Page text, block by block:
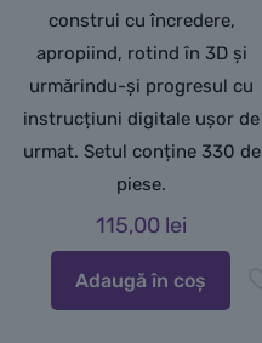
construi cu încredere,
apropiind, rotind în 3D și
urmărindu-și progresul cu
instrucțiuni digitale ușor de
urmat. Setul conține 330 de
piese.
115,00 lei
Adaugă în coș